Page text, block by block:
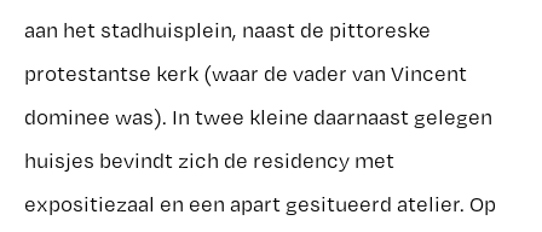
aan het stadhuisplein, naast de pittoreske
protestantse kerk (waar de vader van Vincent
dominee was). In twee kleine daarnaast gelegen
huisjes bevindt zich de residency met
expositiezaal en een apart gesitueerd atelier. Op